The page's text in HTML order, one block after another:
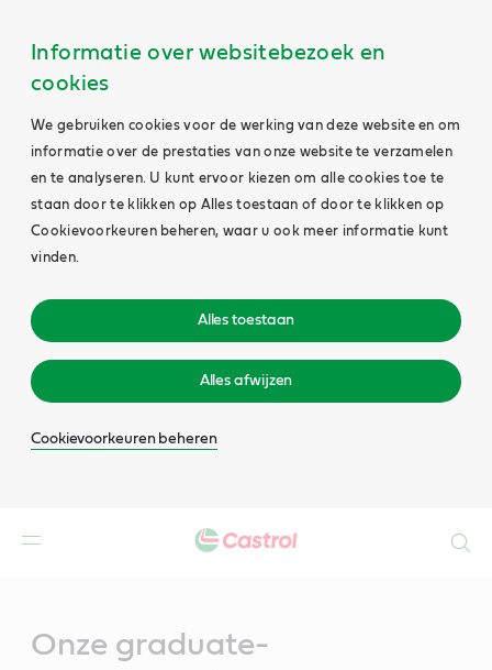
Informatie over websitebezoek en
cookies
We gebruiken cookies voor de werking van deze website en om
informatie over de prestaties van onze website te verzamelen
en te analyseren. U kunt ervoor kiezen om alle cookies toe te
staan door te klikken op Alles toestaan of door te klikken op
Cookievoorkeuren beheren, waar u ook meer informatie kunt
vinden.
Alles toestaan
Alles afwijzen
Cookievoorkeuren beheren
Onze graduate-